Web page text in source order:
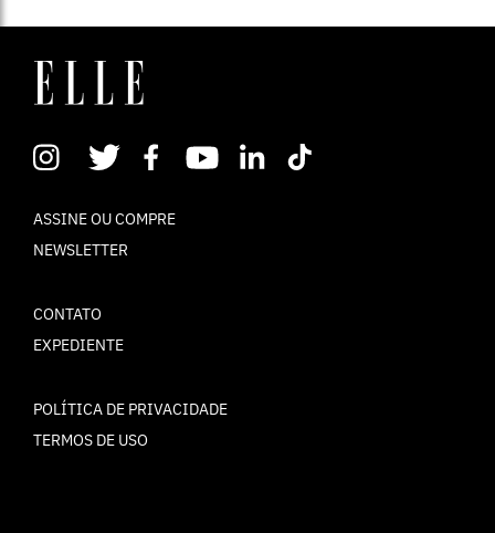
ASSINE OU COMPRE
NEWSLETTER
CONTATO
EXPEDIENTE
POLÍTICA DE PRIVACIDADE
TERMOS DE USO